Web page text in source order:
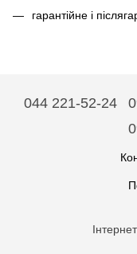
гарантійне і
044 221-52-24